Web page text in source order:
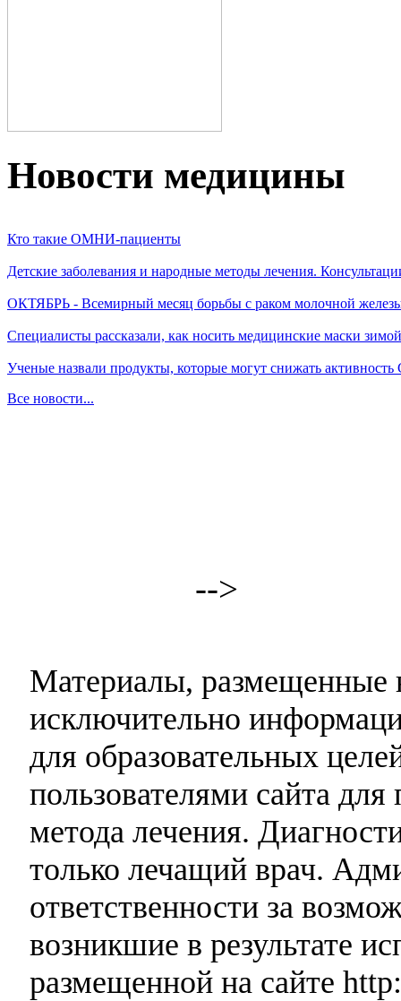
Новости медицины
Кто такие ОМНИ-пациенты
Детские заболевания и народные методы лечения.
ОКТЯБРЬ - Всемирный месяц борьбы с раком молочной
Специалисты рассказали, как носить медицинские маски зимой
Ученые назвали продукты, которые могут снижать
Все новости...
-->
Материалы, размещенные
исключительно
для образовательных
пользователями сайта
метода лечения.
только лечащий врач.
ответственности за
возникшие в результате
размещенной на сайте